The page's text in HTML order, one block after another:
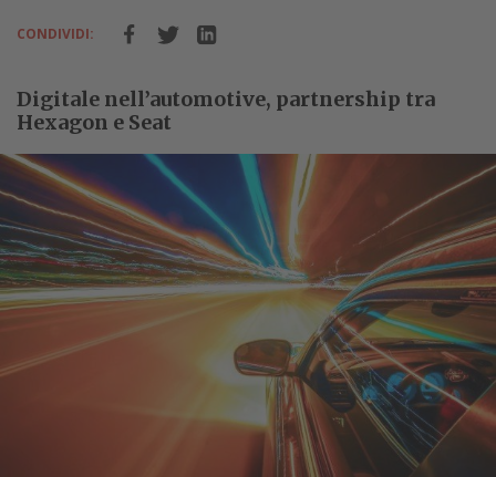
CONDIVIDI:
Digitale nell’automotive, partnership tra
Hexagon e Seat